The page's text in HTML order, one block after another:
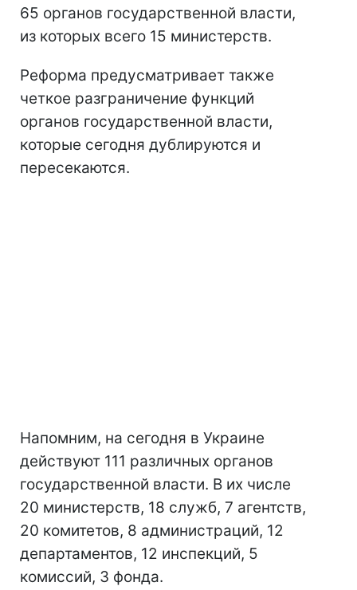
65 органов государственной власти,
из которых всего 15 министерств.
Реформа предусматривает также
четкое разграничение функций
органов государственной власти,
которые сегодня дублируются и
пересекаются.
Напомним, на сегодня в Украине
действуют 111 различных органов
государственной власти. В их числе
20 министерств, 18 служб, 7 агентств,
20 комитетов, 8 администраций, 12
департаментов, 12 инспекций, 5
комиссий, 3 фонда.